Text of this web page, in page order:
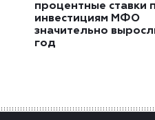
процентные ставки
инвестициям МФО
значительно
год